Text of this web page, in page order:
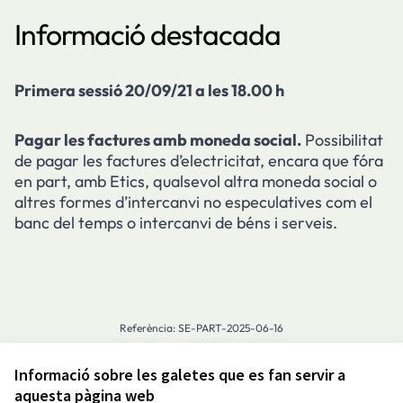
Informació sobre les galetes que es fan servir a
aquesta pàgina web
Informació destacada
Primera sessió 20/09/21 a les 18.00 h
Pagar les factures amb moneda social. Possibilitat
de pagar les factures d’electricitat, encara que fóra
en part, amb Etics, qualsevol altra moneda social o
altres formes d’intercanvi no especulatives com el
banc del temps o intercanvi de béns i serveis.
Referència: SE-PART-2025-06-16
Avís legal i condicions d’ús
Configuració de les galetes